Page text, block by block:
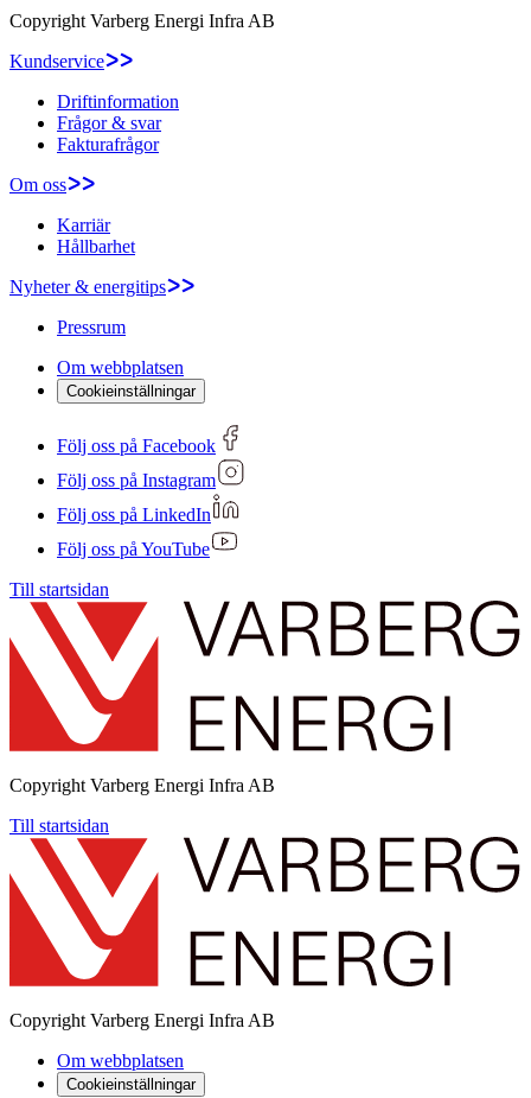
Copyright Varberg Energi Infra AB
Kundservice
Driftinformation
Frågor & svar
Fakturafrågor
Om oss
Karriär
Hållbarhet
Nyheter & energitips
Pressrum
Om webbplatsen
Cookieinställningar
Följ oss på Facebook
Följ oss på Instagram
Följ oss på LinkedIn
Följ oss på YouTube
Till startsidan
Copyright Varberg Energi Infra AB
Till startsidan
Copyright Varberg Energi Infra AB
Om webbplatsen
Cookieinställningar